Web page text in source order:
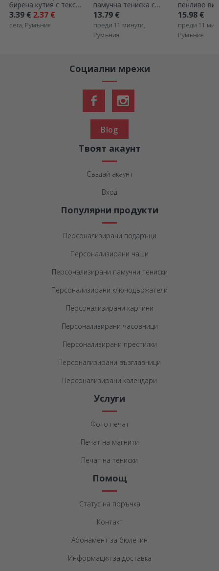
кутия с текст -
преданият фен
€2.37 €
Румъния
памучна тениска с
текст - Произведено
13.79 €
преди 11 минути,
Румъния
пенливо вино с
за рождени дни -
Златно
15.98 €
преди 11 минути,
Румъния
Социални мрежи
Blog
Твоят акаунт
Създай акаунт
Вход
Популярни продукти
Персонализирани подаръци
Персонализирани чаши
Персонализирани памучни тениски
Персонализирани ключодържатели
Персонализирани картини
Персонализирани часовници
Персонализирани престилки
Персонализирани възглавници
Персонализирани календари
Услуги
Фото печат
Печат на магнити
Печат на тениски
Помощ
Статус на поръчка
Контакт
Абонамент за бюлетин
Информация за доставка